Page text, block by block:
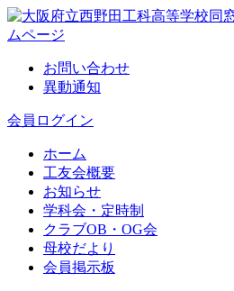
お問い合わせ
異動通知
会員ログイン
ホーム
工友会概要
お知らせ
学科会・定時制
クラブOB・OG会
母校だより
会員掲示板